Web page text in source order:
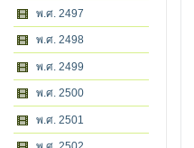
พ.ศ. 2497
พ.ศ. 2498
พ.ศ. 2499
พ.ศ. 2500
พ.ศ. 2501